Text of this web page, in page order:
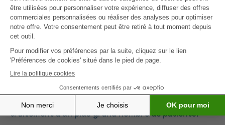
ARN pour obtenir cet effet de manière plus
puissante mais aussi plus sûre. Le développement
de cette technologie ARN nous permet de
bien spécifiques. Notre objectif est de ranimer les
de libérer toute la puissance des inhibiteurs de
points de contrôle immunitaire. Grâce à ce projet,
nous pourrons offrir de meilleures perspectives de
traitement à un plus grand nombre de patients.